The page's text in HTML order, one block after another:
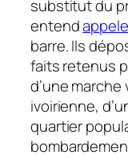
substitut du
entend
barre. Ils
faits retenus
d’une marche
ivoirienne,
quartier